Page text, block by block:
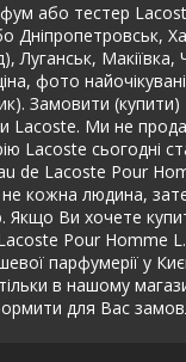
або тестер
Луганськ,
фото
Замовити
Lacoste. Ми не
Lacoste сьогодні
de Lacoste Pour
кожна людина,
Якщо Ви хочете
Pour Homme
парфумерії
тільки в нашому
для Вас